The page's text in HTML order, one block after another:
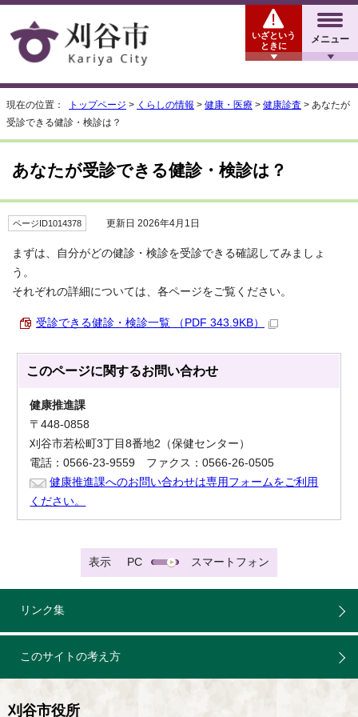
メニュー
いざという
ときに
現在の位置： トップページ > くらしの情報 > 健康・医療 > 健康診査 > あなたが
受診できる健診・検診は？
あなたが受診できる健診・検診は？
ページID1014378 更新日 2026年4月1日
まずは、自分がどの健診・検診を受診できる確認してみましょ
う。
それぞれの詳細については、各ページをご覧ください。
受診できる健診・検診一覧 （PDF 343.9KB）
このページに関するお問い合わせ
健康推進課
〒448-0858
刈谷市若松町3丁目8番地2（保健センター）
電話：0566-23-9559 ファクス：0566-26-0505
健康推進課へのお問い合わせは専用フォームをご利用
ください。
表示 PC スマートフォン
リンク集
このサイトの考え方
刈谷市役所